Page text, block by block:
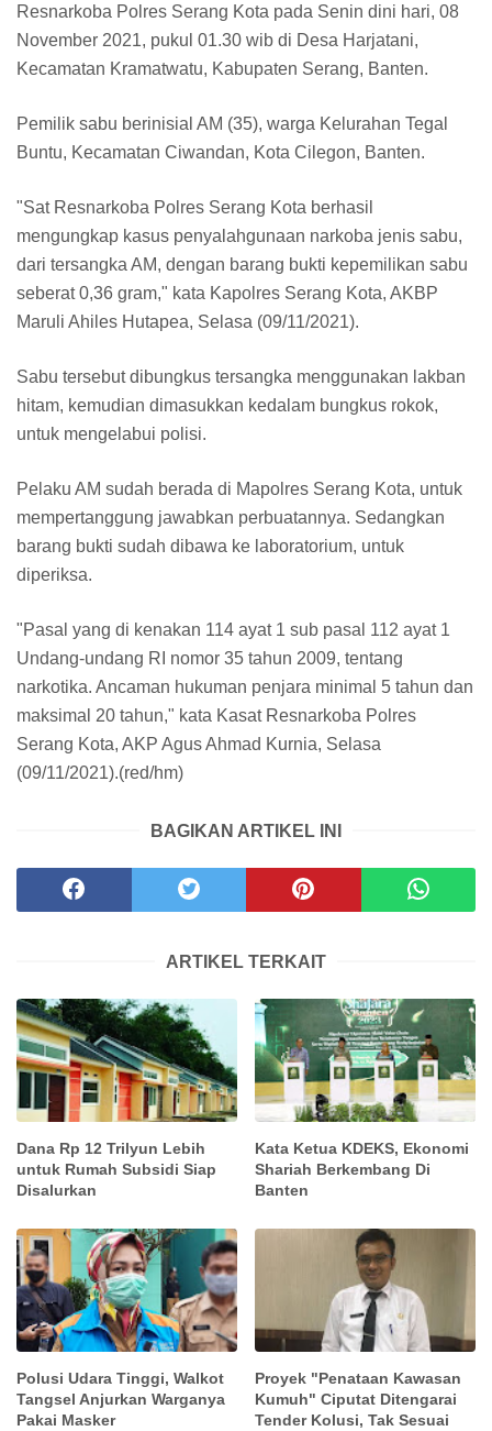
Resnarkoba Polres Serang Kota pada Senin dini hari, 08
November 2021, pukul 01.30 wib di Desa Harjatani,
Kecamatan Kramatwatu, Kabupaten Serang, Banten.
Pemilik sabu berinisial AM (35), warga Kelurahan Tegal
Buntu, Kecamatan Ciwandan, Kota Cilegon, Banten.
"Sat Resnarkoba Polres Serang Kota berhasil
mengungkap kasus penyalahgunaan narkoba jenis sabu,
dari tersangka AM, dengan barang bukti kepemilikan sabu
seberat 0,36 gram," kata Kapolres Serang Kota, AKBP
Maruli Ahiles Hutapea, Selasa (09/11/2021).
Sabu tersebut dibungkus tersangka menggunakan lakban
hitam, kemudian dimasukkan kedalam bungkus rokok,
untuk mengelabui polisi.
Pelaku AM sudah berada di Mapolres Serang Kota, untuk
mempertanggung jawabkan perbuatannya. Sedangkan
barang bukti sudah dibawa ke laboratorium, untuk
diperiksa.
"Pasal yang di kenakan 114 ayat 1 sub pasal 112 ayat 1
Undang-undang RI nomor 35 tahun 2009, tentang
narkotika. Ancaman hukuman penjara minimal 5 tahun dan
maksimal 20 tahun," kata Kasat Resnarkoba Polres
Serang Kota, AKP Agus Ahmad Kurnia, Selasa
(09/11/2021).(red/hm)
BAGIKAN ARTIKEL INI
ARTIKEL TERKAIT
Dana Rp 12 Trilyun Lebih
untuk Rumah Subsidi Siap
Disalurkan
Kata Ketua KDEKS, Ekonomi
Shariah Berkembang Di
Banten
Polusi Udara Tinggi, Walkot
Tangsel Anjurkan Warganya
Pakai Masker
Proyek "Penataan Kawasan
Kumuh" Ciputat Ditengarai
Tender Kolusi, Tak Sesuai